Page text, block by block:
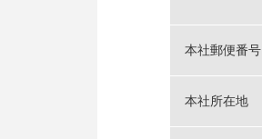
本社郵便番号
本社所在地